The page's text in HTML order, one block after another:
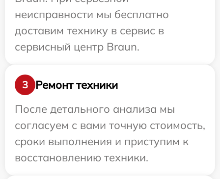
неисправности мы бесплатно
доставим технику в сервис в
сервисный центр Braun.
3
Ремонт техники
После детального анализа мы
согласуем с вами точную стоимость,
сроки выполнения и приступим к
восстановлению техники.